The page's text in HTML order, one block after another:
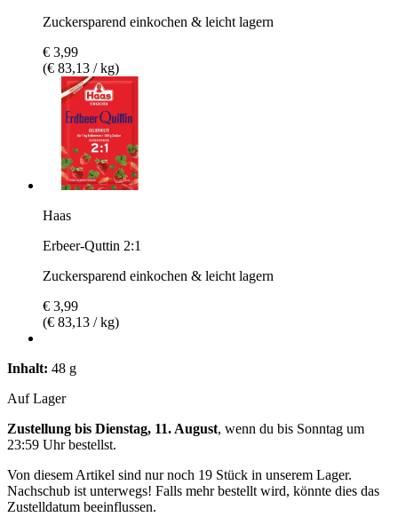
Zuckersparend einkochen & leicht lagern
€ 3,99
(€ 83,13 / kg)
Haas
Erbeer-Quttin 2:1
Zuckersparend einkochen & leicht lagern
€ 3,99
(€ 83,13 / kg)
Inhalt: 48 g
Auf Lager
Zustellung bis Dienstag, 11. August, wenn du bis Sonntag um
23:59 Uhrbestellst.
Von diesem Artikel sind nur noch 19 Stück in unserem Lager.
Nachschub ist unterwegs! Falls mehr bestellt wird, könnte dies das
Zustelldatum beeinflussen.